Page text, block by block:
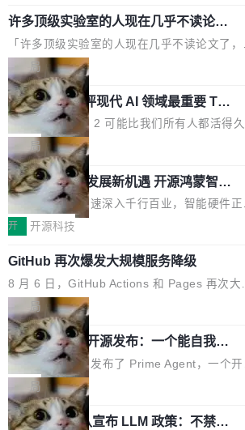
意思。比如我在一个后台管理系统里，需要填
个表单字段，每个字段还有联动逻辑；比如我
想...
实时LCD监控屏，可充分满足当下高阶PC主机
的严苛使用需求。 澎湃功率，紧凑机身 钛金
600PG5 AI TOP具备强悍输出功率，同时实现
机身尺寸大幅精简。整机长度仅16厘米，属于
功率段机身尺寸十分紧凑的1600W电源产品。
巧机身有效提升市面主流标准A...
复合增长率达5.44%,预计2032年将突破120亿
元。数字广告与公共关系相关服务市场更是从
25年的8463亿美元扩张至2026年的8763亿美
元。数字的背后是一个清晰的事实——品牌对
业化营销服务的需求从未如此迫切。 但市场扩
的同时,服务商的竞争逻辑正在改变。2026年
Agency年度合辑的观察指出,“产品”这个离消费
者最近的载体,在整个品牌营销层面的权重显著
高了。全域营销服务商的竞争正在从规模转向
度,案例厚度、全域覆盖、多线协同...
许多顶级实验室的人现在几乎不读论文
了
「许多顶级实验室的人现在几乎不读论文了，
且他们认为 ICLR/ICML/NeurIPS 充斥着大量
度宣传和欺诈。」 OpenAI 研究员 Keller
n 这条推文引发了广泛讨论。他不是在说风凉
话，他是说出了一个圈内人尽皆知但很少公开
破的事实。 Jordan 随后补充了一句软化声明
「我不认为这些会议上大部分论文都在过度宣
或造假。问题是，作为读者，如果你筛选出那
看起来最令人兴奋的论文，那它们大部分都是
度宣传的。」 这才是真正的痛点。不是所有论
都有问题，是最吸引眼球的那批论文最有问题
他引用的帖子来自 Mathew Shen，一位 ICLR
026 的读者：「看了篇 ...
局
xAI 前工程师评现代 AI 领域最重要 Top
3 开源项目
Flash Attention 2 可能比我们所有人都活得久
这句话不是来自某个技术博客，而是出自 Hieu
Pham 的一条推文。Hieu Pham 是谁？他是
的早期工程师之一，在 Grok 训练基础设施团
工作过。近日他在 X 上发了一条帖子，列出了
认为现代 AI 领域最重要的三个开源项目。 第
理由很具体。FA 系列不需要解释，但 FA2 是
认为最重要的一个——复杂度恰到好处，刚好
驱动你去学 CuTe，但还没被那些"邪恶的"
er++ 优化所淹没，足够容易修改和适配。 更关
键的是 FA2 的持久性...
局
共商智能硬件发展新机遇 开源鸿蒙智能
硬件开发者日杭州站即将举行
随着万物智联加速深入千行百业，智能硬件正
单点设备迈向智能化、网联化、协同化发展。
鸿蒙通过统一技术底座和分布式能力，为不同
型智能设备的开发、连接与互联提供关键支撑
也为产业链企业探索产品创新与商业增长打开
的空间。 8月14日，开源鸿蒙智能硬件开发者
（OHDD：OpenHarmony Hardware
r Day）将在杭州启航。活动面向智能硬件产业
链企业和开发者，邀请行业专家与资深技术顾
问，围绕开源鸿蒙技术能力、设备适配、芯片
配、功耗与稳定性调优、兼容性测评及统一互
开 开源科技
GitHub 再次爆发大规模服务降级
8 月 6 日，GitHub Actions 和 Pages 再次大
模服务降级，Actions 完全不可用超过 5 小时
webhook 停发，连自托管 runner 也因调度层
障无法工作。Pages、Copilot code review、
opilot coding agent 全部受影响。从检测到完
恢复，大约 12 小时。 这是 2026 年 8 月的第
起事故，其中四起与 AI/Copilot 服务相关。
Hub 员工 kdaigle 在 HN 讨论中贴出了一组数
局
Prime Agent 开源发布：一个能自我改
进的编程 Agent，ARC-AGI 3 超越人类
专家基线
Prime Intellect 发布了 Prime Agent，一个开
的编程 Agent Harness，核心设计围绕两个抽
象：Recursive Language Model（RLM）和
ontinual Harness。在 ARC-AGI 3 基准测试
局
Rust 项目团队宣布 LLM 政策：不禁